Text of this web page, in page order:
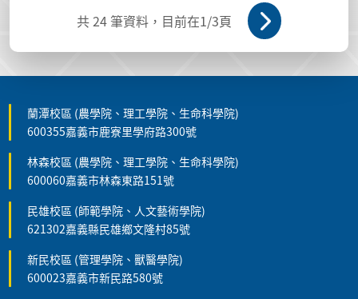
共24 筆資料，目前在1/3頁
蘭潭校區 (農學院、理工學院、生命科學院)
600355嘉義市鹿寮里學府路300號
林森校區 (農學院、理工學院、生命科學院)
600060嘉義市林森東路151號
民雄校區 (師範學院、人文藝術學院)
621302嘉義縣民雄鄉文隆村85號
新民校區 (管理學院、獸醫學院)
600023嘉義市新民路580號